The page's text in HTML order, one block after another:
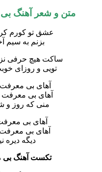
متن و شعر آهنگ
عشق تو کورم
بزنم به سیم
ساکت هیچ حرفی
تویی و روزای
آهای بی
آهای بی معرفت
منی که روز و
آهای بی
آهای بی
دیگه دیره
تکست آهنگ بی